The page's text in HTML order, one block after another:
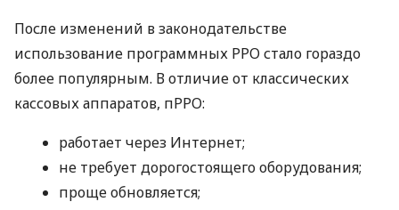
После изменений в законодательстве
использование программных РРО стало гораздо
более популярным. В отличие от классических
кассовых аппаратов, пРРО:
работает через Интернет;
не требует дорогостоящего оборудования;
проще обновляется;